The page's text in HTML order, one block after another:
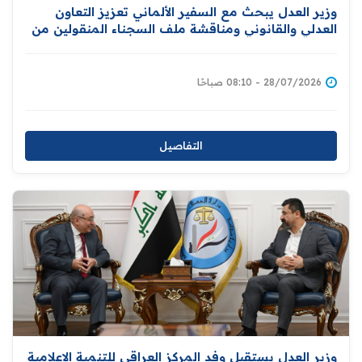
وزير العدل يبحث مع السفير الألماني تعزيز التعاون
العدلي والقانوني ومناقشة ملف السجناء المنقولين من
28/07/2026 - 08:10 صباحًا
التفاصيل
وزير العدل يستقبل وفد المركز العراقي للتنمية الإعلامية